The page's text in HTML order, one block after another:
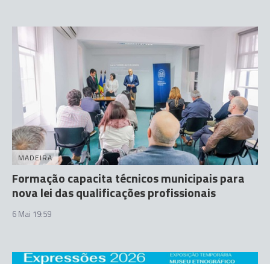
MADEIRA
Formação capacita técnicos municipais para
nova lei das qualificações profissionais
6 Mai 19:59